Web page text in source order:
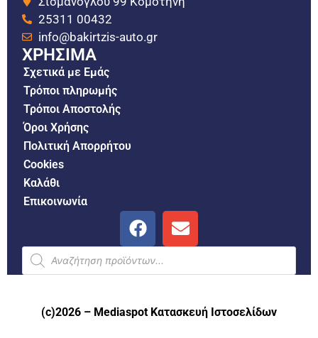
25311 00432
info@bakirtzis-auto.gr
ΧΡΗΣΙΜΑ
Σχετικά με Εμάς
Τρόποι πληρωμής
Τρόποι Αποστολής
Όροι Χρήσης
Πολιτική Απορρήτου
Cookies
Καλάθι
Επικοινωνία
(c)2026 – Mediaspot Κατασκευή Ιστοσελίδων